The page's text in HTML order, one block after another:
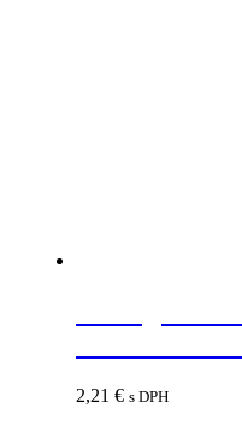
2,21 € s DPH